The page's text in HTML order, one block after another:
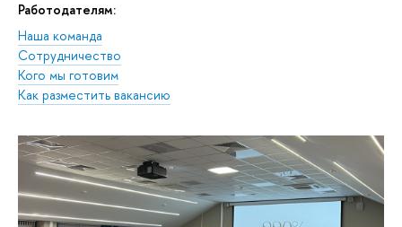
Работодателям:
Наша команда
Сотрудничество
Кого мы готовим
Как разместить вакансию